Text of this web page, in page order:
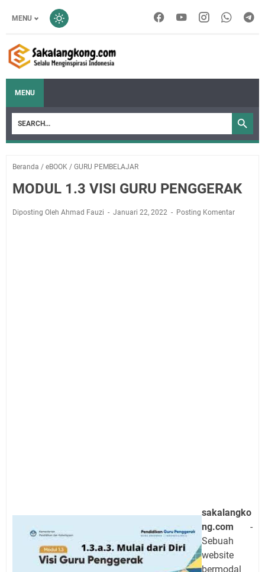
MENU
MENU
Beranda / eBOOK / GURU PEMBELAJAR
MODUL 1.3 VISI GURU PENGGERAK
Diposting Oleh Ahmad Fauzi Januari 22, 2022 Posting Komentar
sakalangko
ng.com -
Sebuah
website
bermodal